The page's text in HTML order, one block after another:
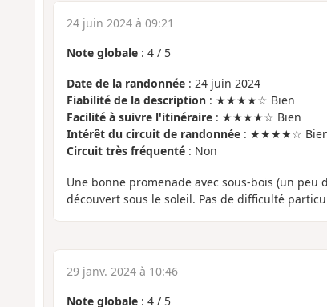
24 juin 2024 à 09:21
Note globale: 4/ 5
Date de la randonnée: 24 juin 2024
Fiabilité de la description: ★★★★☆ Bien
Facilité à suivre l'itinéraire: ★★★★☆ Bien
Intérêt du circuit de randonnée: ★★★★☆
Circuit très fréquenté: Non
Une bonne promenade avec sous-bois (un peu
découvert sous le soleil. Pas de difficulté
29 janv. 2024 à 10:46
Note globale: 4/ 5